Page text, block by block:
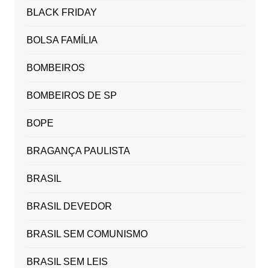
BLACK FRIDAY
BOLSA FAMÍLIA
BOMBEIROS
BOMBEIROS DE SP
BOPE
BRAGANÇA PAULISTA
BRASIL
BRASIL DEVEDOR
BRASIL SEM COMUNISMO
BRASIL SEM LEIS